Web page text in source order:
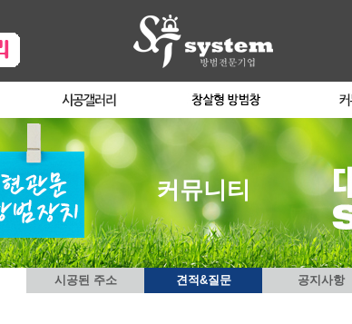
커뮤니티
시공된 주소 견적&질문 공지사항